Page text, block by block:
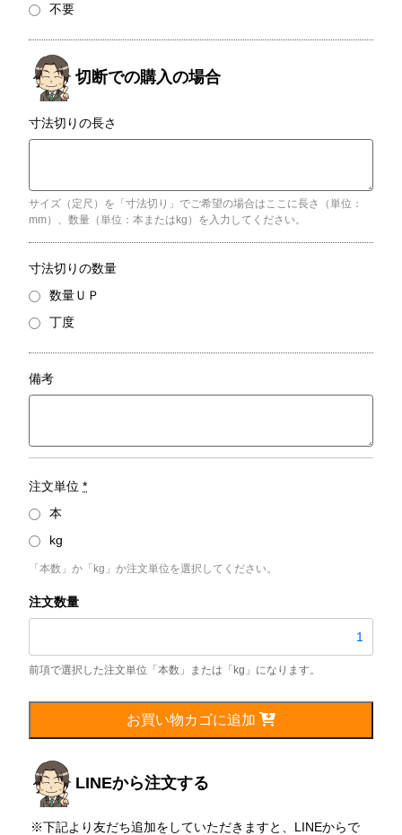
不要
寸法切りの長さ
サイズ（定尺）を「寸法切り」でご希望の場合はここに長さ（単位：
mm）、数量（単位：本またはkg）を入力してください。
寸法切りの数量
数量ＵＰ
丁度
備考
注文単位 *
本
kg
「本数」か「kg」か注文単位を選択してください。
A6061
丸
個
お買い物カゴに追加
LINEから注文する
※下記より友だち追加をしていただきますと、LINEからで